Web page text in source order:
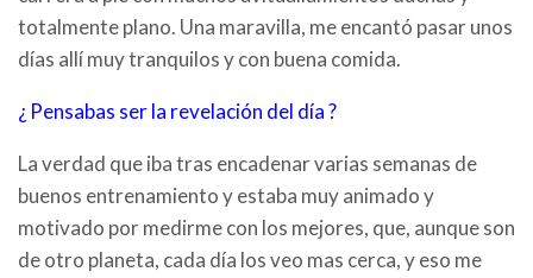
totalmente plano. Una maravilla, me encantó pasar unos
días allí muy tranquilos y con buena comida.
¿ Pensabas ser la revelación del día ?
La verdad que iba tras encadenar varias semanas de
buenos entrenamiento y estaba muy animado y
motivado por medirme con los mejores, que, aunque son
de otro planeta, cada día los veo mas cerca, y eso me